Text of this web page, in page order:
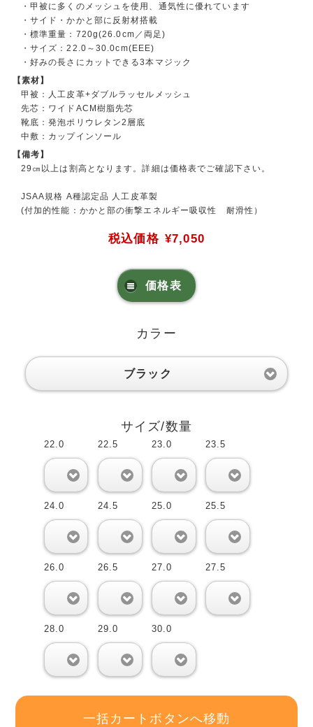
・甲被に多くのメッシュを使用、通気性に優れています
・サイド・かかと部に反射材搭載
・標準重量：720g(26.0cm／両足)
・サイズ：22.0～30.0cm(EEE)
・好みの長さにカットできる3本マジック
【素材】
甲被：人工皮革+ダブルラッセルメッシュ
先芯：ワイドACM樹脂先芯
靴底：発泡ポリウレタン2層底
中敷：カップインソール
【備考】
29㎝以上は割高となります。詳細は価格表でご確認下さい。
JSAA規格 A種認定品 人工皮革製
(付加的性能：かかと部の衝撃エネルギー吸収性 耐滑性）
税込価格 ¥7,050
価格表
カラー
ブラック
サイズ/数量
22.0 22.5 23.0 23.5
24.0 24.5 25.0 25.5
26.0 26.5 27.0 27.5
28.0 29.0 30.0
一括カートボタンへ移動